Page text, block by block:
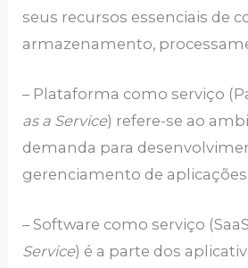
seus recursos essenciais de
armazenamento,
– Plataforma como serviço
as a Service) refere-se ao
demanda para
gerenciamento de aplicações.
– Software como serviço
Service) é a parte dos